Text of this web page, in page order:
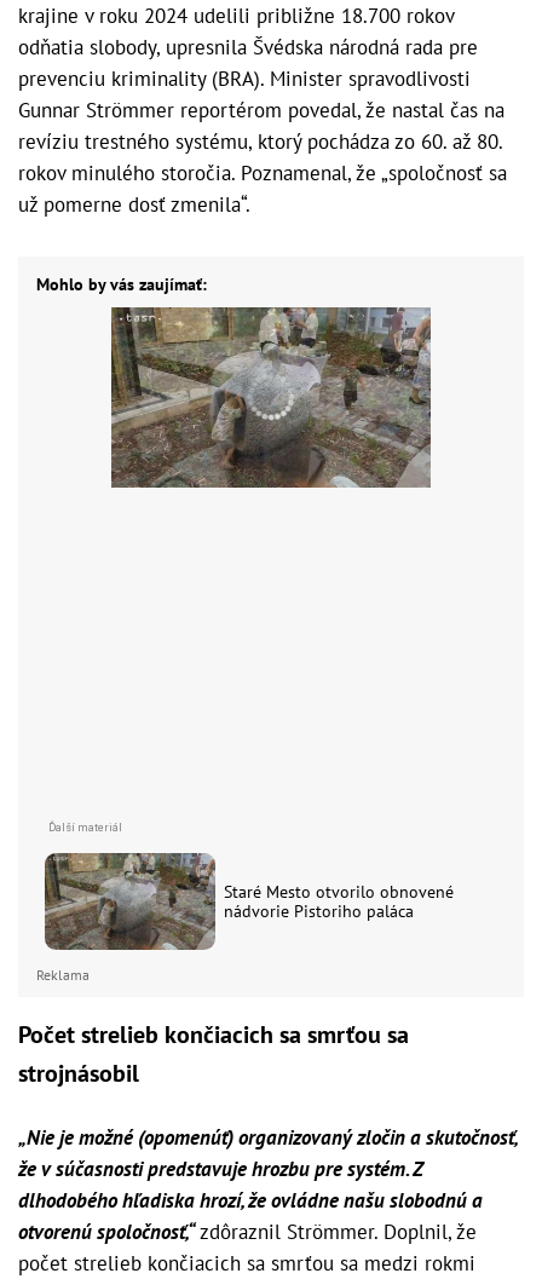
krajine v roku 2024 udelili približne 18.700 rokov
odňatia slobody, upresnila Švédska národná rada pre
prevenciu kriminality (BRA). Minister spravodlivosti
Gunnar Strömmer reportérom povedal, že nastal čas na
revíziu trestného systému, ktorý pochádza zo 60. až 80.
rokov minulého storočia. Poznamenal, že „spoločnosť sa
už pomerne dosť zmenila“.
Mohlo by vás zaujímať:
Staré Mesto otvorilo obnovené
nádvorie Pistoriho paláca
Reklama
Počet strelieb končiacich sa smrťou sa
strojnásobil
„Nie je možné (opomenúť) organizovaný zločin a skutočnosť,
že v súčasnosti predstavuje hrozbu pre systém. Z
dlhodobého hľadiska hrozí, že ovládne našu slobodnú a
otvorenú spoločnosť,“zdôraznil Strömmer. Doplnil, že
počet strelieb končiacich sa smrťou sa medzi rokmi